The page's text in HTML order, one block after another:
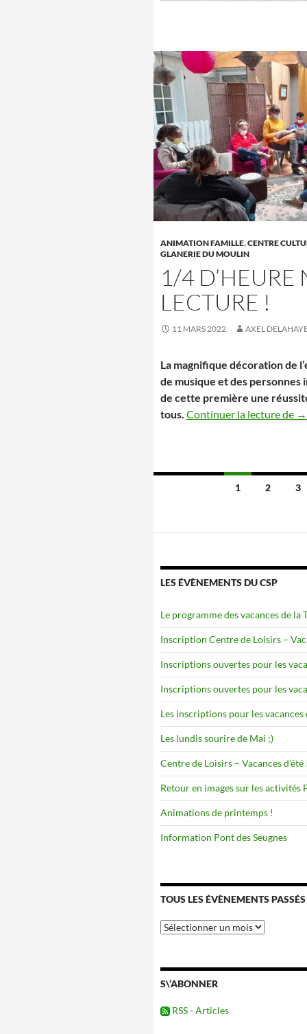
ANIMATION FAMILLE,CENTRE
GLANERIE DU MOULIN
1/4
LECTURE !
11 MARS 2022 AXEL
La magnifique décoration de
de musique et des
de cette première une
tous. Continuer la lecture de →
Navigation
articles
1 2 3
LES ÉVÈNEMENTS DU CSP
Le programme des vacances de la
Inscription Centre de Loisirs –
Inscriptions ouvertes pour les
Inscriptions ouvertes pour les
Les inscriptions pour les
Les lundis sourire de Mai ;)
Centre de Loisirs – Vacances d’été
Retour en images sur les activités
Animations de printemps !
Information Pont des Seugnes
TOUS LES ÉVÈNEMENTS PASSÉS
Tous
les
S\’ABONNER
RSS - Articles